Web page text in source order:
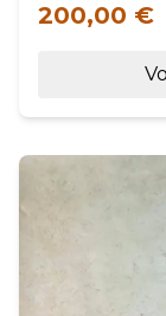
200,00 €